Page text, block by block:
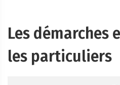
Les démarches
les particuliers